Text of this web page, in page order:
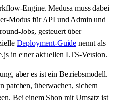
Engine. Medusa muss dabei
Modus für API und Admin und
Jobs, gesteuert über
Deployment-Guide nennt als
in einer aktuellen LTS-Version.
aber es ist ein Betriebsmodell.
patchen, überwachen, sichern
Bei einem Shop mit Umsatz ist